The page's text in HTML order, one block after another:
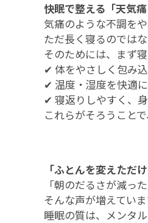
快眠で整える「天気痛
気痛のような不調を
ただ長く寝るのでは
そのためには、まず
✔ 体をやさしく包み
✔ 温度・湿度を快適
✔ 寝返りしやすく、
これらがそろうこと
「ふとんを変えただ
「朝のだるさが減っ
そんな声が増えていま
睡眠の質は、メンタ